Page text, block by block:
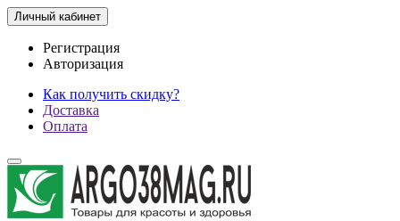
Личный кабинет
Регистрация
Авторизация
Как получить скидку?
Доставка
Оплата